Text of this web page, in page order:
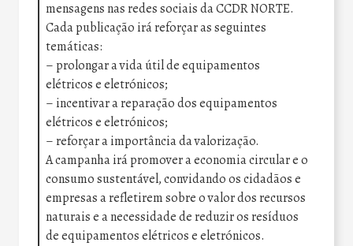
mensagens nas redes sociais da CCDR NORTE.
Cada publicação irá reforçar as seguintes
temáticas:
– prolongar a vida útil de equipamentos
elétricos e eletrónicos;
– incentivar a reparação dos equipamentos
elétricos e eletrónicos;
– reforçar a importância da valorização.
A campanha irá promover a economia circular e o
consumo sustentável, convidando os cidadãos e
empresas a refletirem sobre o valor dos recursos
naturais e a necessidade de reduzir os resíduos
de equipamentos elétricos e eletrónicos.